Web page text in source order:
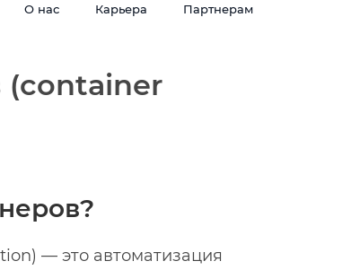
О нас Карьера Партнерам
(container
— это автоматизация